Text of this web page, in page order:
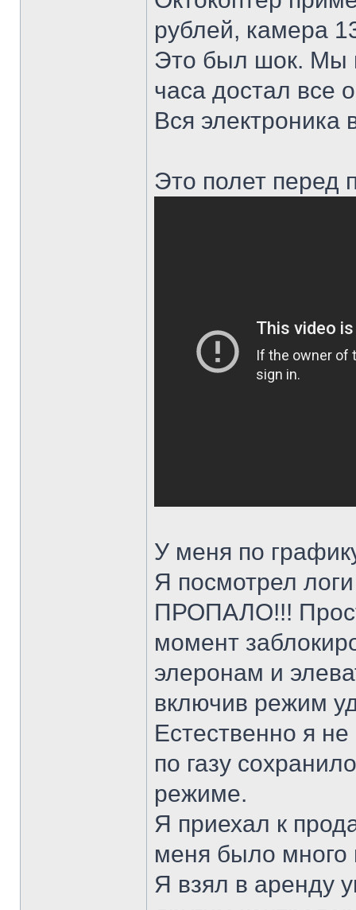
рублей, камера
Это был шок. Мы
часа достал все
Вся электроника
Это полет перед
У меня по
Я посмотрел
ПРОПАЛО!!!
момент
элеронам и
включив режим
Естественно я
по газу
режиме.
Я приехал к
меня было много
Я взял в аренду